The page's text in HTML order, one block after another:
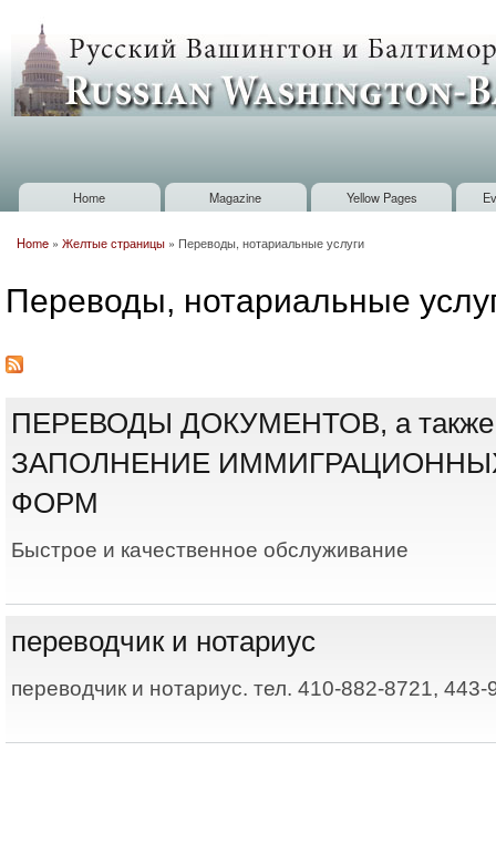
Russian
Washington
Baltimore
Main menu
Home Magazine Yellow Pages
Home » Желтые страницы » Переводы, нотариальные услуги
Переводы, нотариальные
ПЕРЕВОДЫ ДОКУМЕНТОВ, а
ЗАПОЛНЕНИЕ
ФОРМ
Быстрое и качественное обслуживание
переводчик и нотариус
переводчик и нотариус. тел. 410-882-8721, 443-